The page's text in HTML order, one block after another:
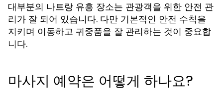
대부분의 나트랑 유흥 장소는 관광객을 위한 안전 관
리가 잘 되어 있습니다. 다만 기본적인 안전 수칙을
지키며 이동하고 귀중품을 잘 관리하는 것이 중요합
니다.
마사지 예약은 어떻게 하나요?